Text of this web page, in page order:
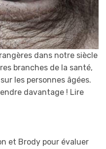
dans notre siècle
branches de la santé,
les personnes âgées.
davantage ! Lire
et Brody pour évaluer